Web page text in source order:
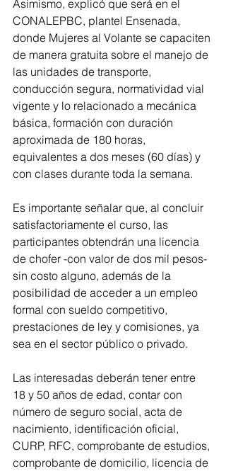
Asimismo, explicó que será en el
CONALEPBC, plantel Ensenada,
donde Mujeres al Volante se capaciten
de manera gratuita sobre el manejo de
las unidades de transporte,
conducción segura, normatividad vial
vigente y lo relacionado a mecánica
básica, formación con duración
aproximada de 180 horas,
equivalentes a dos meses (60 días) y
con clases durante toda la semana.
Es importante señalar que, al concluir
satisfactoriamente el curso, las
participantes obtendrán una licencia
de chofer -con valor de dos mil pesos-
sin costo alguno, además de la
posibilidad de acceder a un empleo
formal con sueldo competitivo,
prestaciones de ley y comisiones, ya
sea en el sector público o privado.
Las interesadas deberán tener entre
18 y 50 años de edad, contar con
número de seguro social, acta de
nacimiento, identificación oficial,
CURP, RFC, comprobante de estudios,
comprobante de domicilio, licencia de